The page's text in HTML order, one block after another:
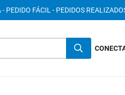
PEDIDO FÁCIL - PEDIDOS